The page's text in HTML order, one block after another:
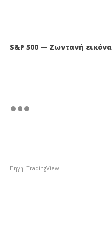
S&P 500 — Ζωντανή εικόνα
Πηγή: TradingView